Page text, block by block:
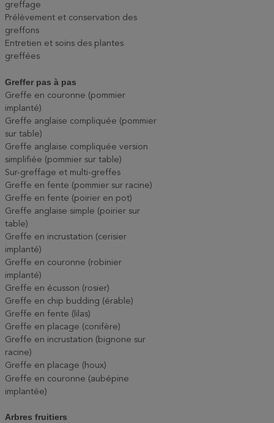
greffage
Prélèvement et conservation des
greffons
Entretien et soins des plantes
greffées
Greffer pas à pas
Greffe en couronne (pommier
implanté)
Greffe anglaise compliquée (pommier
sur table)
Greffe anglaise compliquée version
simplifiée (pommier sur table)
Sur-greffage et multi-greffes
Greffe en fente (pommier sur racine)
Greffe en fente (poirier en pot)
Greffe anglaise simple (poirier sur
table)
Greffe en incrustation (cerisier
implanté)
Greffe en couronne (robinier
implanté)
Greffe en écusson (rosier)
Greffe en chip budding (érable)
Greffe en fente (lilas)
Greffe en placage (conifère)
Greffe en incrustation (bignone sur
racine)
Greffe en placage (houx)
Greffe en couronne (aubépine
implantée)
Arbres fruitiers